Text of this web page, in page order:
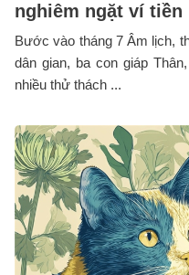
nghiêm ngặt ví tiền
Bước vào tháng 7 Âm lịch,
dân gian, ba con giáp
nhiều thử thách ...